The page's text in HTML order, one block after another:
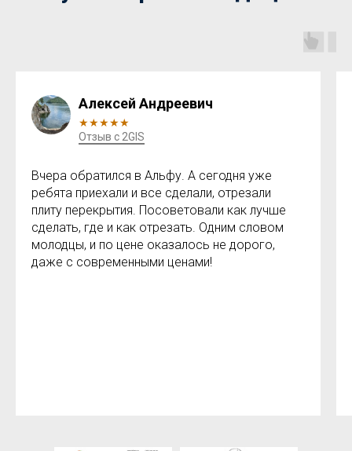
Алексей Андреевич
★★★★★
Отзыв с 2GIS
Вчера обратился в Альфу. А сегодня уже
ребята приехали и все сделали, отрезали
плиту перекрытия. Посоветовали как лучше
сделать, где и как отрезать. Одним словом
молодцы, и по цене оказалось не дорого,
даже с современными ценами!